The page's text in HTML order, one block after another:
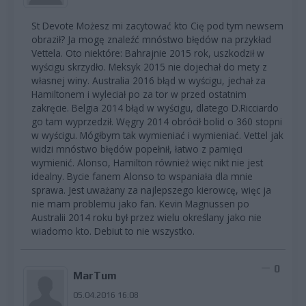
St Devote Możesz mi zacytować kto Cię pod tym newsem
obraził? Ja mogę znaleźć mnóstwo błędów na przykład
Vettela. Oto niektóre: Bahrajnie 2015 rok, uszkodził w
wyścigu skrzydło. Meksyk 2015 nie dojechał do mety z
własnej winy. Australia 2016 błąd w wyścigu, jechał za
Hamiltonem i wyleciał po za tor w przed ostatnim
zakręcie. Belgia 2014 błąd w wyścigu, dlatego D.Ricciardo
go tam wyprzedził. Węgry 2014 obrócił bolid o 360 stopni
w wyścigu. Mógłbym tak wymieniać i wymieniać. Vettel jak
widzi mnóstwo błędów popełnił, łatwo z pamięci
wymienić. Alonso, Hamilton również więc nikt nie jest
idealny. Bycie fanem Alonso to wspaniała dla mnie
sprawa. Jest uważany za najlepszego kierowcę, więc ja
nie mam problemu jako fan. Kevin Magnussen po
Australii 2014 roku był przez wielu określany jako nie
wiadomo kto. Debiut to nie wszystko.
MarTum
05.04.2016 16:08
0